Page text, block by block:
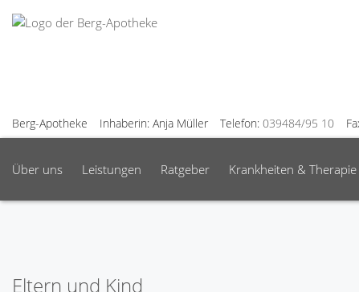
Berg-Apotheke Inhaberin: Anja Müller Telefon: 039484/95 10
Über uns Leistungen Ratgeber Krankheiten & Therapie
Eltern und Kind